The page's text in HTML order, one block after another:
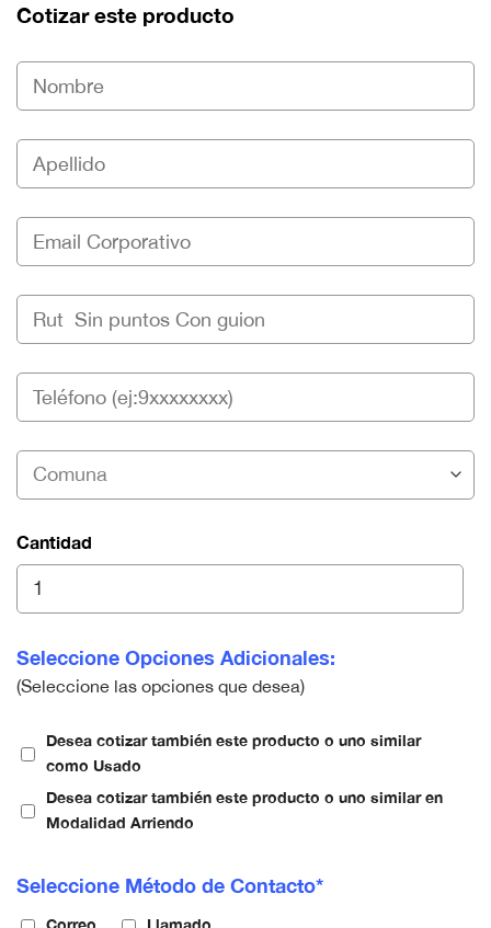
Cotizar este producto
Cantidad
Seleccione Opciones Adicionales:
(Seleccione las opciones que desea)
Desea cotizar también este producto o uno similar
como Usado
Desea cotizar también este producto o uno similar en
Modalidad Arriendo
Seleccione Método de Contacto*